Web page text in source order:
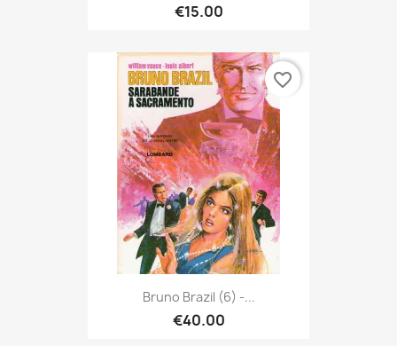
€15.00
Bruno Brazil (6) -...
€40.00
favorite_border